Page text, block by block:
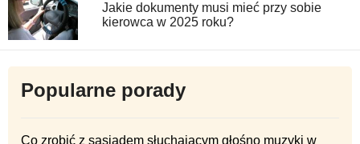
Jakie dokumenty musi mieć przy sobie
kierowca w 2025 roku?
Popularne porady
Co zrobić z sąsiadem słuchającym głośno muzyki w